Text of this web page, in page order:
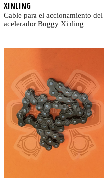
XINLING
Cable para el accionamiento del
acelerador Buggy Xinling